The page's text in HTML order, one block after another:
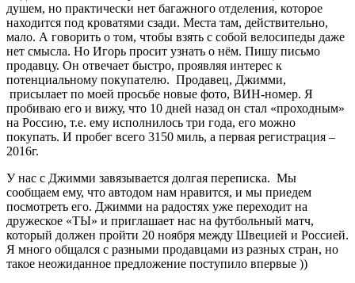
душем, но практически нет багажного отделения, которое
находится под кроватями сзади. Места там, действительно,
мало. А говорить о том, чтобы взять с собой велосипеды даже
нет смысла. Но Игорь просит узнать о нём. Пишу письмо
продавцу. Он отвечает быстро, проявляя интерес к
потенциальному покупателю. Продавец, Джимми,
присылает по моей просьбе новые фото, ВИН-номер. Я
пробиваю его и вижу, что 10 дней назад он стал «проходным»
на Россию, т.е. ему исполнилось три года, его можно
покупать. И пробег всего 3150 миль, а первая регистрация –
2016г.
У нас с Джимми завязывается долгая переписка. Мы
сообщаем ему, что автодом нам нравится, и мы приедем
посмотреть его. Джимми на радостях уже переходит на
дружеское «ТЫ» и приглашает нас на футбольный матч,
который должен пройти 20 ноября между Швецией и Россией.
Я много общался с разными продавцами из разных стран, но
такое неожиданное предложение поступило впервые ))